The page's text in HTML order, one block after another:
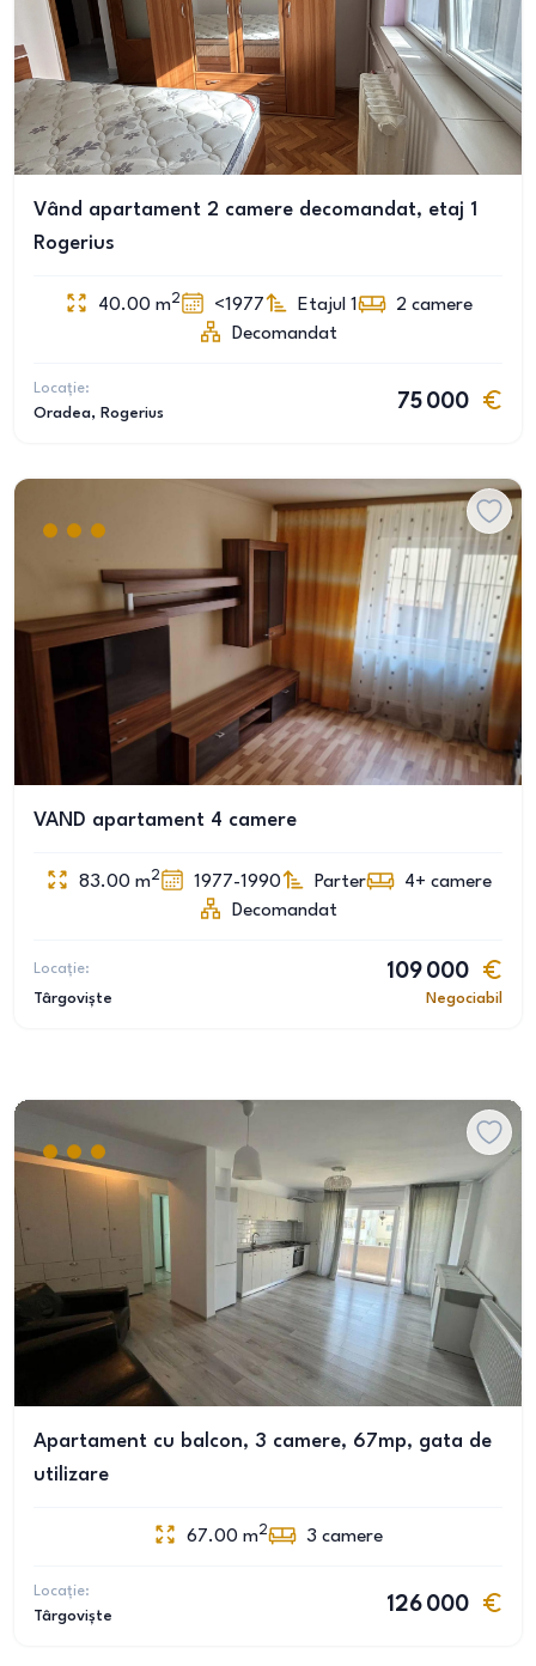
Vând apartament 2 camere decomandat, etaj 1
Rogerius
40.00 m2 <1977 Etajul 1 2 camere
Decomandat
Locație:
Oradea, Rogerius
75 000
VAND apartament 4 camere
83.00 m2 1977-1990 Parter 4+ camere
Decomandat
Locație:
Târgoviște
109 000
Negociabil
Apartament cu balcon, 3 camere, 67mp, gata de
utilizare
67.00 m2 3 camere
Locație:
Târgoviște
126 000